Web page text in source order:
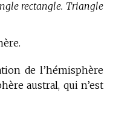
rectangle. Triangle
de l’hémisphère
austral, qui n’est